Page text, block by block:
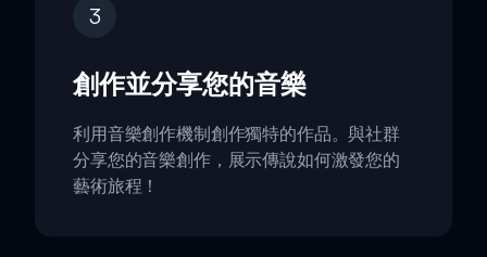
3
創作並分享您的音樂
利用音樂創作機制創作獨特的作品。與社群
分享您的音樂創作，展示傳說如何激發您的
藝術旅程！